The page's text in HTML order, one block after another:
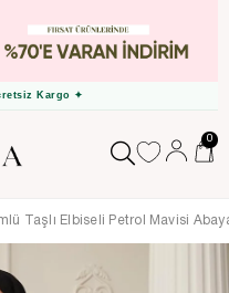
Kargo ✦
0
Taşlı Elbiseli Petrol Mavisi